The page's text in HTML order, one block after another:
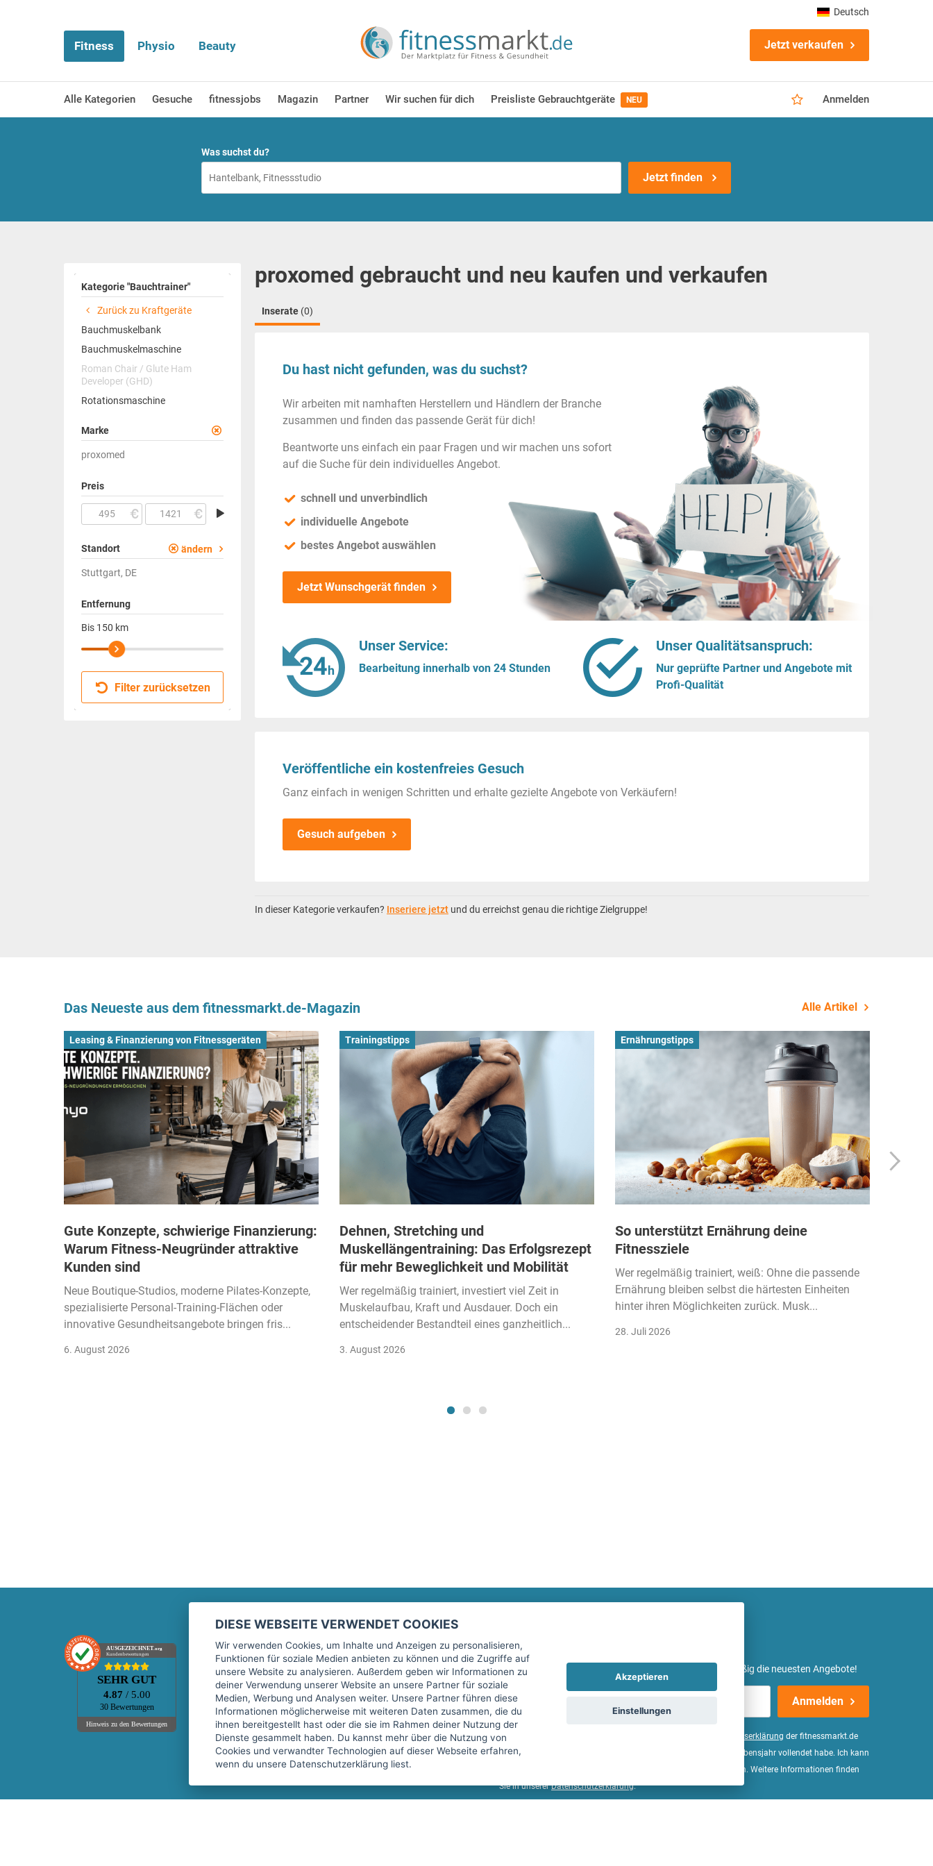
Fitness Physio Beauty Jetzt verkaufen
Alle Kategorien Gesuche fitnessjobs Magazin Partner Wir suchen für dich Preisliste Gebrauchtgeräte NEU Anmelden
Deutsch
Was suchst du?
Jetzt finden
Kategorie "Bauchtrainer"
Zurück zu Kraftgeräte
Bauchmuskelbank
Bauchmuskelmaschine
Roman Chair / Glute Ham
Developer (GHD)
Rotationsmaschine
Marke
proxomed
Preis
Standort ändern
Stuttgart, DE
Entfernung
Bis 150 km
Filter zurücksetzen
proxomed gebraucht und neu kaufen und verkaufen
Inserate (0)
Du hast nicht gefunden, was du suchst?
Wir arbeiten mit namhaften Herstellern und Händlern der Branche
zusammen und finden das passende Gerät für dich!
Beantworte uns einfach ein paar Fragen und wir machen uns sofort
auf die Suche für dein individuelles Angebot.
schnell und unverbindlich
individuelle Angebote
bestes Angebot auswählen
Jetzt Wunschgerät finden
Unser Service:
Bearbeitung innerhalb von 24 Stunden
Unser Qualitätsanspruch:
Nur geprüfte Partner und Angebote mit
Profi-Qualität
Veröffentliche ein kostenfreies Gesuch
Ganz einfach in wenigen Schritten und erhalte gezielte Angebote von Verkäufern!
Gesuch aufgeben
In dieser Kategorie verkaufen? Inseriere jetzt und du erreichst genau die richtige Zielgruppe!
Das Neueste aus dem fitnessmarkt.de-Magazin Alle Artikel
Leasing & Finanzierung von Fitnessgeräten
Gute Konzepte, schwierige Finanzierung:
Warum Fitness-Neugründer attraktive
Kunden sind
Neue Boutique-Studios, moderne Pilates-Konzepte,
spezialisierte Personal-Training-Flächen oder
innovative Gesundheitsangebote bringen fris...
6. August 2026
Trainingstipps
Dehnen, Stretching und
Muskellängentraining: Das Erfolgsrezept
für mehr Beweglichkeit und Mobilität
Wer regelmäßig trainiert, investiert viel Zeit in
Muskelaufbau, Kraft und Ausdauer. Doch ein
entscheidender Bestandteil eines ganzheitlich...
3. August 2026
Ernährungstipps
So unterstützt Ernährung deine
Fitnessziele
Wer regelmäßig trainiert, weiß: Ohne die passende
Ernährung bleiben selbst die härtesten Einheiten
hinter ihren Möglichkeiten zurück. Musk...
28. Juli 2026
AUSGEZEICHNET.org
Kundenbewertungen
SEHR GUT
4.87 / 5.00
30 Bewertungen
Hinweis zu den Bewertungen
Marktplatz
Kontakt
Preise Marktplatz
FAQ Marktplatz
Über uns
Werbebuchungen
Rechtliches
Impressum
AGB
Datenschutz
Sicherheit
Top-Inserat kündigen
fitnessmarkt.de Newsletter
Trage dich hier für unseren Newsletter ein und erhalte regelmäßig die neuesten Angebote!
Anmelden
Ich stimme der Verarbeitung meiner Daten, wie in der Einwilligungserklärung der fitnessmarkt.de
services GmbH beschrieben, zu und bestätige, dass ich das 16. Lebensjahr vollendet habe. Ich kann
diese Einwilligung jederzeit mit Wirkung für die Zukunft widerrufen. Weitere Informationen finden
Sie in unsererDatenschutzerklärung.
DIESE WEBSEITE VERWENDET COOKIES
Wir verwenden Cookies, um Inhalte und Anzeigen zu personalisieren,
Funktionen für soziale Medien anbieten zu können und die Zugriffe auf
unsere Website zu analysieren. Außerdem geben wir Informationen zu
deiner Verwendung unserer Website an unsere Partner für soziale
Medien, Werbung und Analysen weiter. Unsere Partner führen diese
Informationen möglicherweise mit weiteren Daten zusammen, die du
ihnen bereitgestellt hast oder die sie im Rahmen deiner Nutzung der
Dienste gesammelt haben. Du kannst mehr über die Nutzung von
Cookies und verwandter Technologien auf dieser Webseite erfahren,
wenn du unsere Datenschutzerklärung liest.
Akzeptieren
Einstellungen